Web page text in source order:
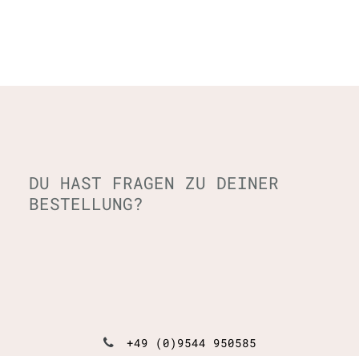
DU HAST FRAGEN ZU DEINER
BESTELLUNG?
+49 (0)9544 950585